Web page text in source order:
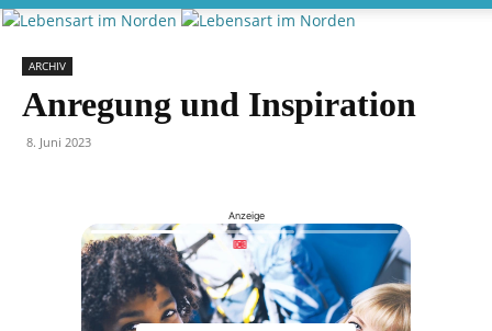
ARCHIV
Anregung und Inspiration
8. Juni 2023
Anzeige